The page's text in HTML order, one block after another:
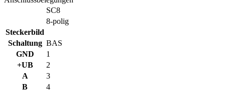
SC8
8-polig
Steckerbild
Schaltung BAS
GND
1
+UB
2
A
3
B
4